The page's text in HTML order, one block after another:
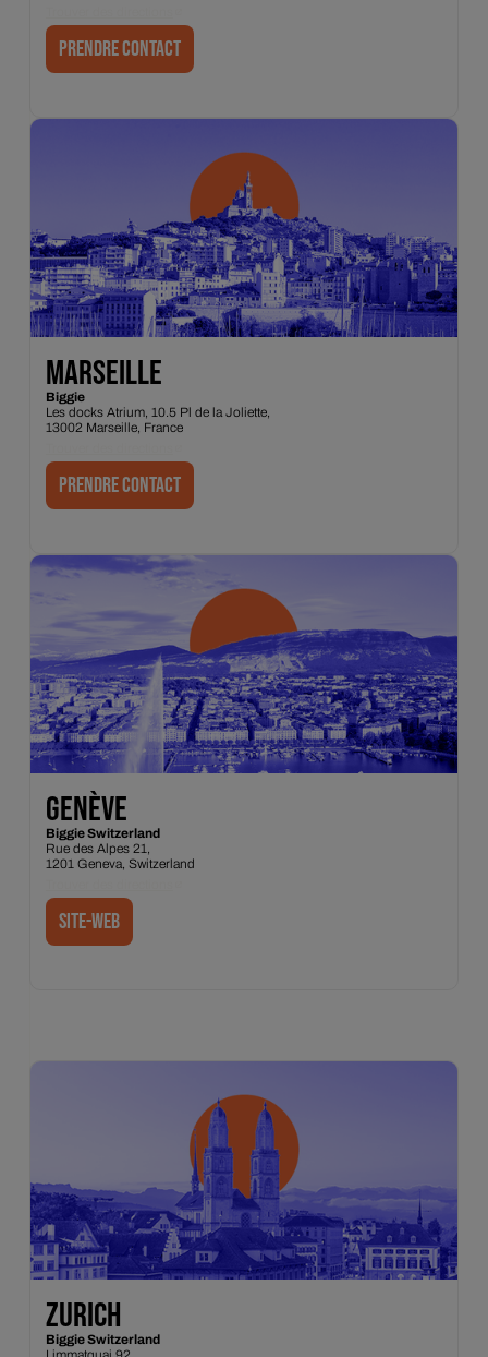
Prendre contact
MARSEILLE
Biggie
Les docks Atrium, 10.5 Pl de la Joliette,
13002 Marseille, France
PRENDRE CONTACT
GENÈVE
Biggie Switzerland
Rue des Alpes 21,
1201 Geneva, Switzerland
SITE-WEB
ZURICH
Biggie Switzerland